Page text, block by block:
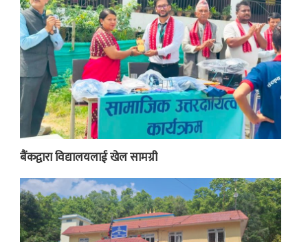
बैंकद्वारा विद्यालयलाई खेल सामग्री